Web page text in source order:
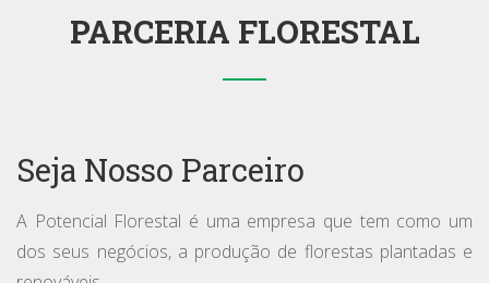
PARCERIA FLORESTAL
Seja Nosso Parceiro
A Potencial Florestal é uma empresa que tem como um
dos seus negócios, a produção de florestas plantadas e